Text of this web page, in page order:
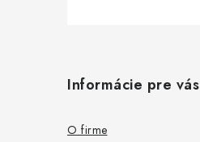
Informácie pre vás
O firme